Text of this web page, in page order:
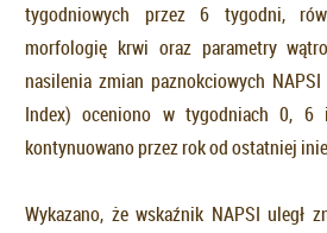
tygodniowych przez 6 tygodni,
morfologię krwi oraz parametry
nasilenia zmian paznokciowych
Index) oceniono w tygodniach 0,
kontynuowano przez rok od ostatniej
Wykazano, że wskaźnik NAPSI uległ